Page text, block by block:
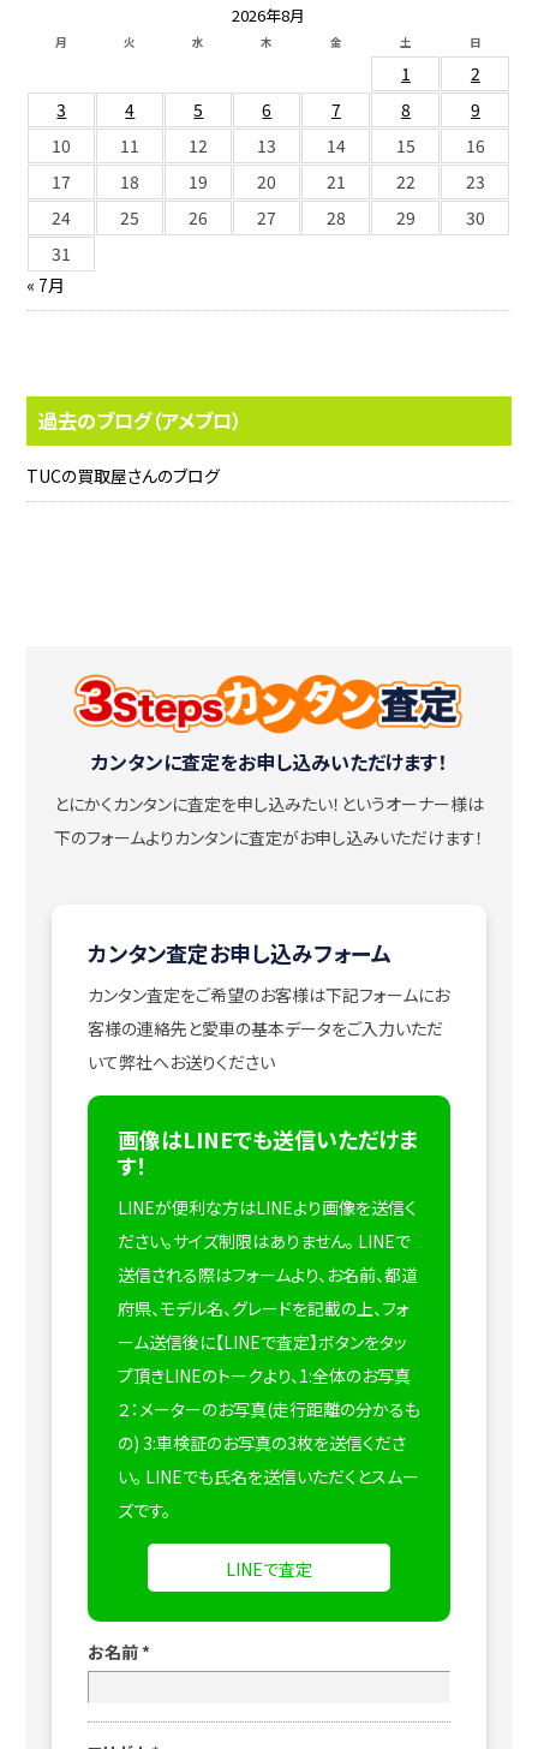
2026年8月
月 火 水 木 金 土 日
1
2
3
4 5 6 7 8
9
10
11 12 13 14 15
16
17
18 19 20 21 22
23
24
25 26 27 28 29
30
31
« 7月
過去のブログ（アメブロ）
TUCの買取屋さんのブログ
カンタンに査定をお申し込みいただけます！
とにかくカンタンに査定を申し込みたい！ というオーナー様は
下のフォームよりカンタンに査定がお申し込みいただけます！
カンタン査定お申し込みフォーム
カンタン査定をご希望のお客様は下記フォームにお
客様の連絡先と愛車の基本データをご入力いただ
いて弊社へお送りください
画像はLINEでも送信いただけま
す！
LINEが便利な方はLINEより画像を送信く
ださい。サイズ制限はありません。 LINEで
送信される際はフォームより、お名前、都道
府県、モデル名、グレードを記載の上、フォ
ーム送信後に【LINEで査定】ボタンをタッ
プ頂きLINEのトークより、1:全体のお写真
２：メーターのお写真(走行距離の分かるも
の) 3:車検証のお写真の3枚を送信くださ
い。 LINEでも氏名を送信いただくとスムー
ズです。
LINEで査定
お名前 *